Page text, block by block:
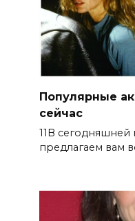
Популярные
сейчас
11В
предлагаем вам